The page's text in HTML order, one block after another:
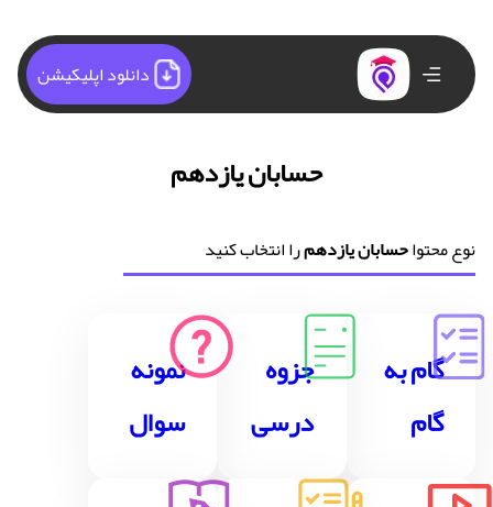
دانلود اپلیکیشن
حسابان یازدهم
نوع محتواحسابان یازدهمرا انتخاب کنید
گام به
گام
جزوه
درسی
نمونه
سوال